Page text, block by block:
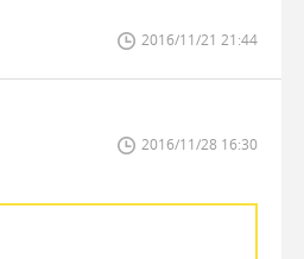
2016/11/21 21:44
2016/11/28 16:30